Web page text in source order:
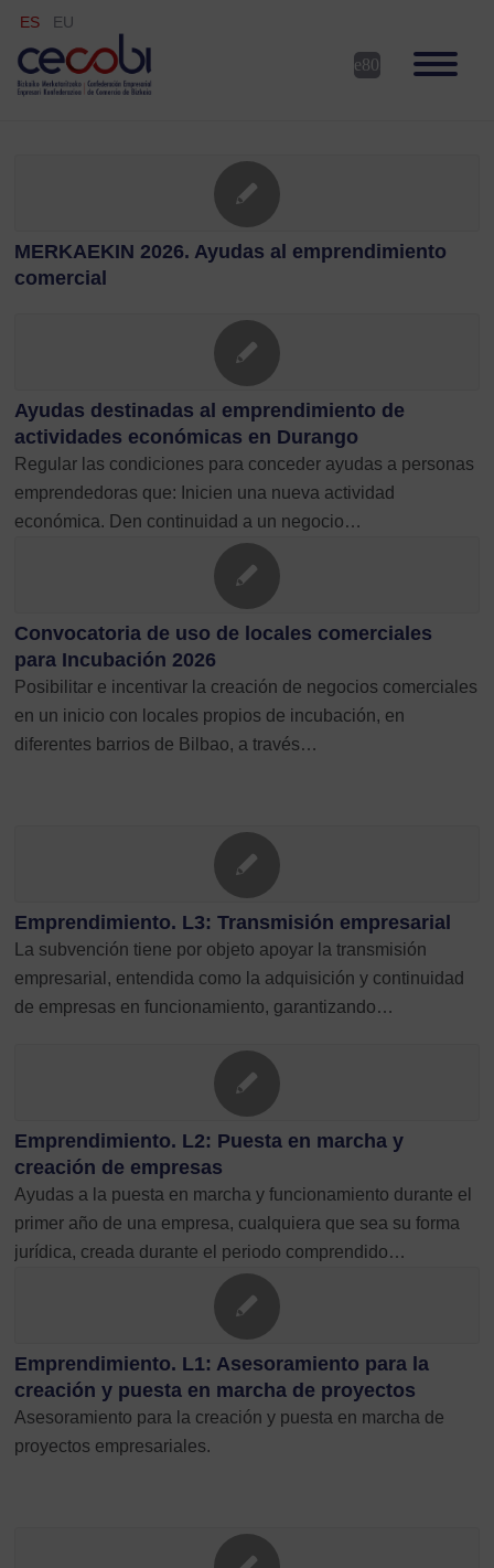
ES EU
MERKAEKIN 2026. Ayudas al emprendimiento
comercial
Ayudas destinadas al emprendimiento de
actividades económicas en Durango
Regular las condiciones para conceder ayudas a personas
emprendedoras que: Inicien una nueva actividad
económica. Den continuidad a un negocio…
Convocatoria de uso de locales comerciales
para Incubación 2026
Posibilitar e incentivar la creación de negocios comerciales
en un inicio con locales propios de incubación, en
diferentes barrios de Bilbao, a través…
Emprendimiento. L3: Transmisión empresarial
La subvención tiene por objeto apoyar la transmisión
empresarial, entendida como la adquisición y continuidad
de empresas en funcionamiento, garantizando…
Emprendimiento. L2: Puesta en marcha y
creación de empresas
Ayudas a la puesta en marcha y funcionamiento durante el
primer año de una empresa, cualquiera que sea su forma
jurídica, creada durante el periodo comprendido…
Emprendimiento. L1: Asesoramiento para la
creación y puesta en marcha de proyectos
Asesoramiento para la creación y puesta en marcha de
proyectos empresariales.